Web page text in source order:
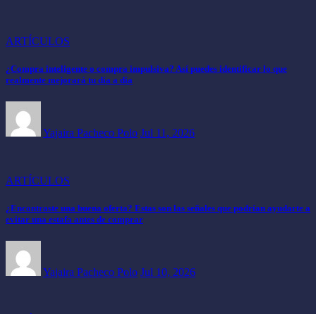
ARTÍCULOS
¿Compra inteligente o compra impulsiva? Así puedes identificar lo que
realmente mejorará tu día a día
Yajaira Pacheco Polo Jul 11, 2026
ARTÍCULOS
¿Encontraste una buena oferta? Estas son las señales que podrían ayudarte a
evitar una estafa antes de comprar
Yajaira Pacheco Polo Jul 10, 2026